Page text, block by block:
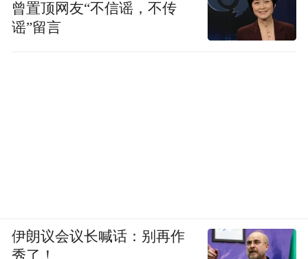
曾置顶网友“不信谣，不传
谣”留言
伊朗议会议长喊话：别再作
秀了！